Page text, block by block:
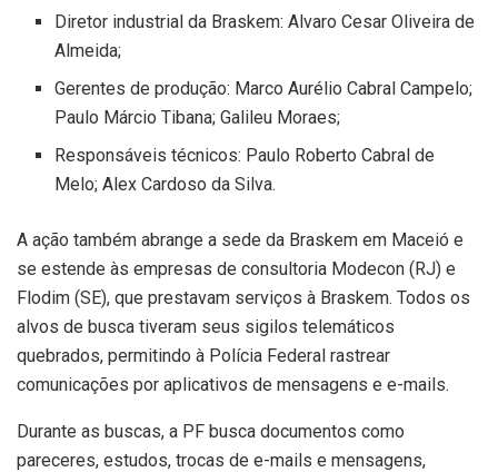
Diretor industrial da Braskem: Alvaro Cesar Oliveira de
Almeida;
Gerentes de produção: Marco Aurélio Cabral Campelo;
Paulo Márcio Tibana; Galileu Moraes;
Responsáveis técnicos: Paulo Roberto Cabral de
Melo; Alex Cardoso da Silva.
A ação também abrange a sede da Braskem em Maceió e
se estende às empresas de consultoria Modecon (RJ) e
Flodim (SE), que prestavam serviços à Braskem. Todos os
alvos de busca tiveram seus sigilos telemáticos
quebrados, permitindo à Polícia Federal rastrear
comunicações por aplicativos de mensagens e e-mails.
Durante as buscas, a PF busca documentos como
pareceres, estudos, trocas de e-mails e mensagens,